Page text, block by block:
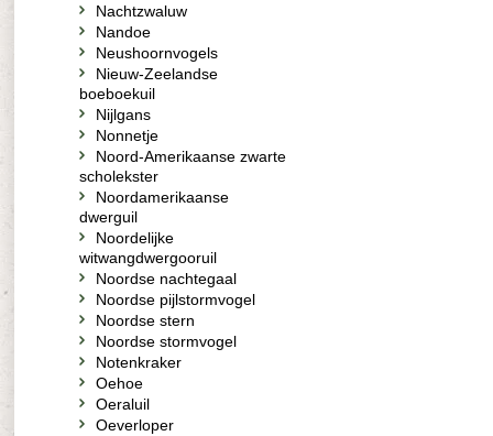
Nachtzwaluw
Nandoe
Neushoornvogels
Nieuw-Zeelandse
boeboekuil
Nijlgans
Nonnetje
Noord-Amerikaanse zwarte
scholekster
Noordamerikaanse
dwerguil
Noordelijke
witwangdwergooruil
Noordse nachtegaal
Noordse pijlstormvogel
Noordse stern
Noordse stormvogel
Notenkraker
Oehoe
Oeraluil
Oeverloper